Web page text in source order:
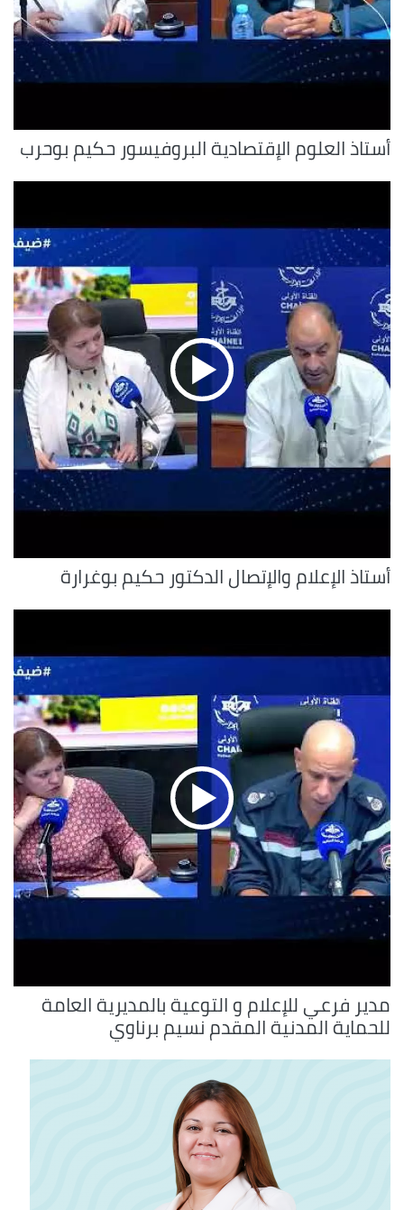
أستاذ العلوم الإقتصادية البروفيسور حكيم بوحرب
أستاذ الإعلام والإتصال الدكتور حكيم بوغرارة
مدير فرعي للإعلام و التوعية بالمديرية العامة
للحماية المدنية المقدم نسيم برناوي